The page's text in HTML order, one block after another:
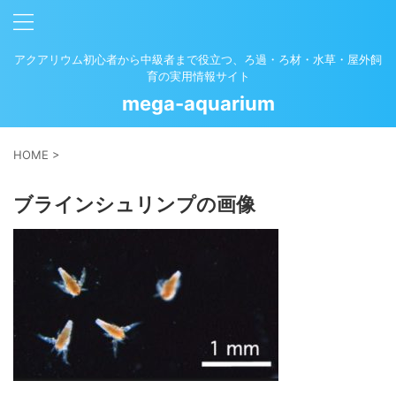
アクアリウム初心者から中級者まで役立つ、ろ過・ろ材・水草・屋外飼
育の実用情報サイト
mega-aquarium
HOME >
ブラインシュリンプの画像